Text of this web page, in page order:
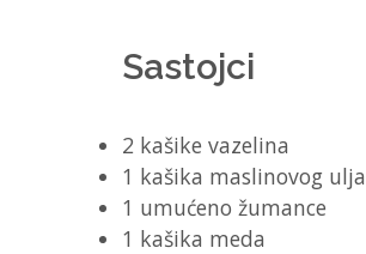
Sastojci
2 kašike vazelina
1 kašika maslinovog ulja
1 umućeno žumance
1 kašika meda